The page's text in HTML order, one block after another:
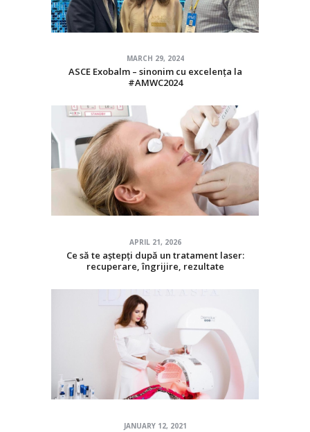
MARCH 29, 2024
ASCE Exobalm – sinonim cu excelența la
#AMWC2024
APRIL 21, 2026
Ce să te aștepți după un tratament laser:
recuperare, îngrijire, rezultate
JANUARY 12, 2021